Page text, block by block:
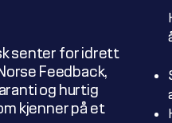
senter for idrett
Feedback,
og hurtig
kjenner på et